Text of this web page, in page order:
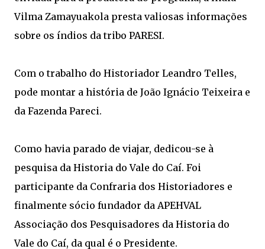
Vilma Zamayuakola presta valiosas informações
sobre os índios da tribo PARESI.
Com o trabalho do Historiador Leandro Telles,
pode montar a história de João Ignácio Teixeira e
da Fazenda Pareci.
Como havia parado de viajar, dedicou-se à
pesquisa da Historia do Vale do Caí. Foi
participante da Confraria dos Historiadores e
finalmente sócio fundador da APEHVAL
Associação dos Pesquisadores da Historia do
Vale do Caí, da qual é o Presidente.